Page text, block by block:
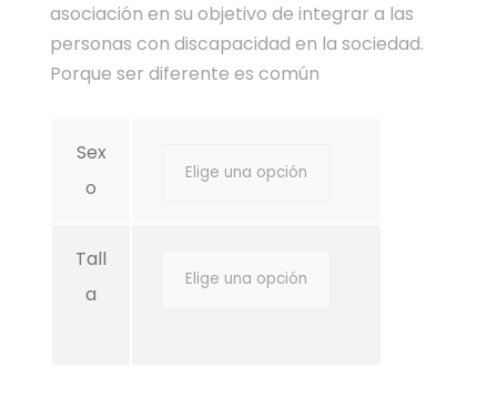
asociación en su objetivo de integrar a las
personas con discapacidad en la sociedad.
Porque ser diferente es común
Sex
o
Tall
a